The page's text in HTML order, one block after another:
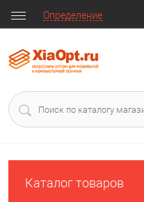
Определение
Каталог товаров